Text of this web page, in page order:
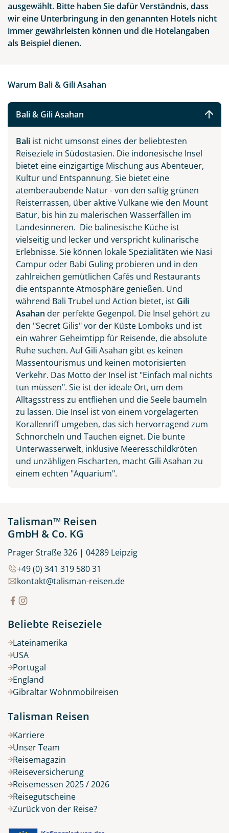
ausgewählt. Bitte haben Sie dafür Verständnis, dass
wir eine Unterbringung in den genannten Hotels nicht
immer gewährleisten können und die Hotelangaben
als Beispiel dienen.
Warum Bali & Gili Asahan
Bali & Gili Asahan
Bali ist nicht umsonst eines der beliebtesten
Reiseziele in Südostasien. Die indonesische Insel
bietet eine einzigartige Mischung aus Abenteuer,
Kultur und Entspannung. Sie bietet eine
atemberaubende Natur - von den saftig grünen
Reisterrassen, über aktive Vulkane wie den Mount
Batur, bis hin zu malerischen Wasserfällen im
Landesinneren. Die balinesische Küche ist
vielseitig und lecker und verspricht kulinarische
Erlebnisse. Sie können lokale Spezialitäten wie Nasi
Campur oder Babi Guling probieren und in den
zahlreichen gemütlichen Cafés und Restaurants
die entspannte Atmosphäre genießen. Und
während Bali Trubel und Action bietet, ist Gili
Asahan der perfekte Gegenpol. Die Insel gehört zu
den "Secret Gilis" vor der Küste Lomboks und ist
ein wahrer Geheimtipp für Reisende, die absolute
Ruhe suchen. Auf Gili Asahan gibt es keinen
Massentourismus und keinen motorisierten
Verkehr. Das Motto der Insel ist "Einfach mal nichts
tun müssen". Sie ist der ideale Ort, um dem
Alltagsstress zu entfliehen und die Seele baumeln
zu lassen. Die Insel ist von einem vorgelagerten
Korallenriff umgeben, das sich hervorragend zum
Schnorcheln und Tauchen eignet. Die bunte
Unterwasserwelt, inklusive Meeresschildkröten
und unzähligen Fischarten, macht Gili Asahan zu
einem echten "Aquarium".
Talisman™ Reisen
GmbH & Co. KG
Prager Straße 326 | 04289 Leipzig
+49 (0) 341 319 580 31
kontakt@talisman-reisen.de
Beliebte Reiseziele
Lateinamerika
USA
Portugal
England
Gibraltar Wohnmobilreisen
Talisman Reisen
Karriere
Unser Team
Reisemagazin
Reiseversicherung
Reisemessen 2025 / 2026
Reisegutscheine
Zurück von der Reise?